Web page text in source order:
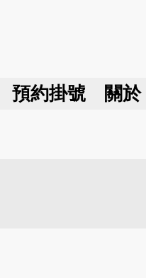
預約掛號 關於